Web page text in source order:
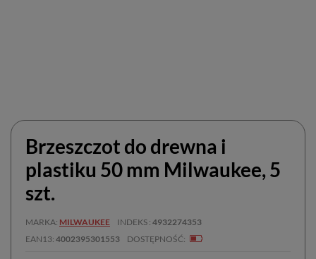
Brzeszczot do drewna i
plastiku 50 mm Milwaukee, 5
szt.
MARKA MILWAUKEE INDEKS 4932274353
EAN13 4002395301553 DOSTĘPNOŚĆ